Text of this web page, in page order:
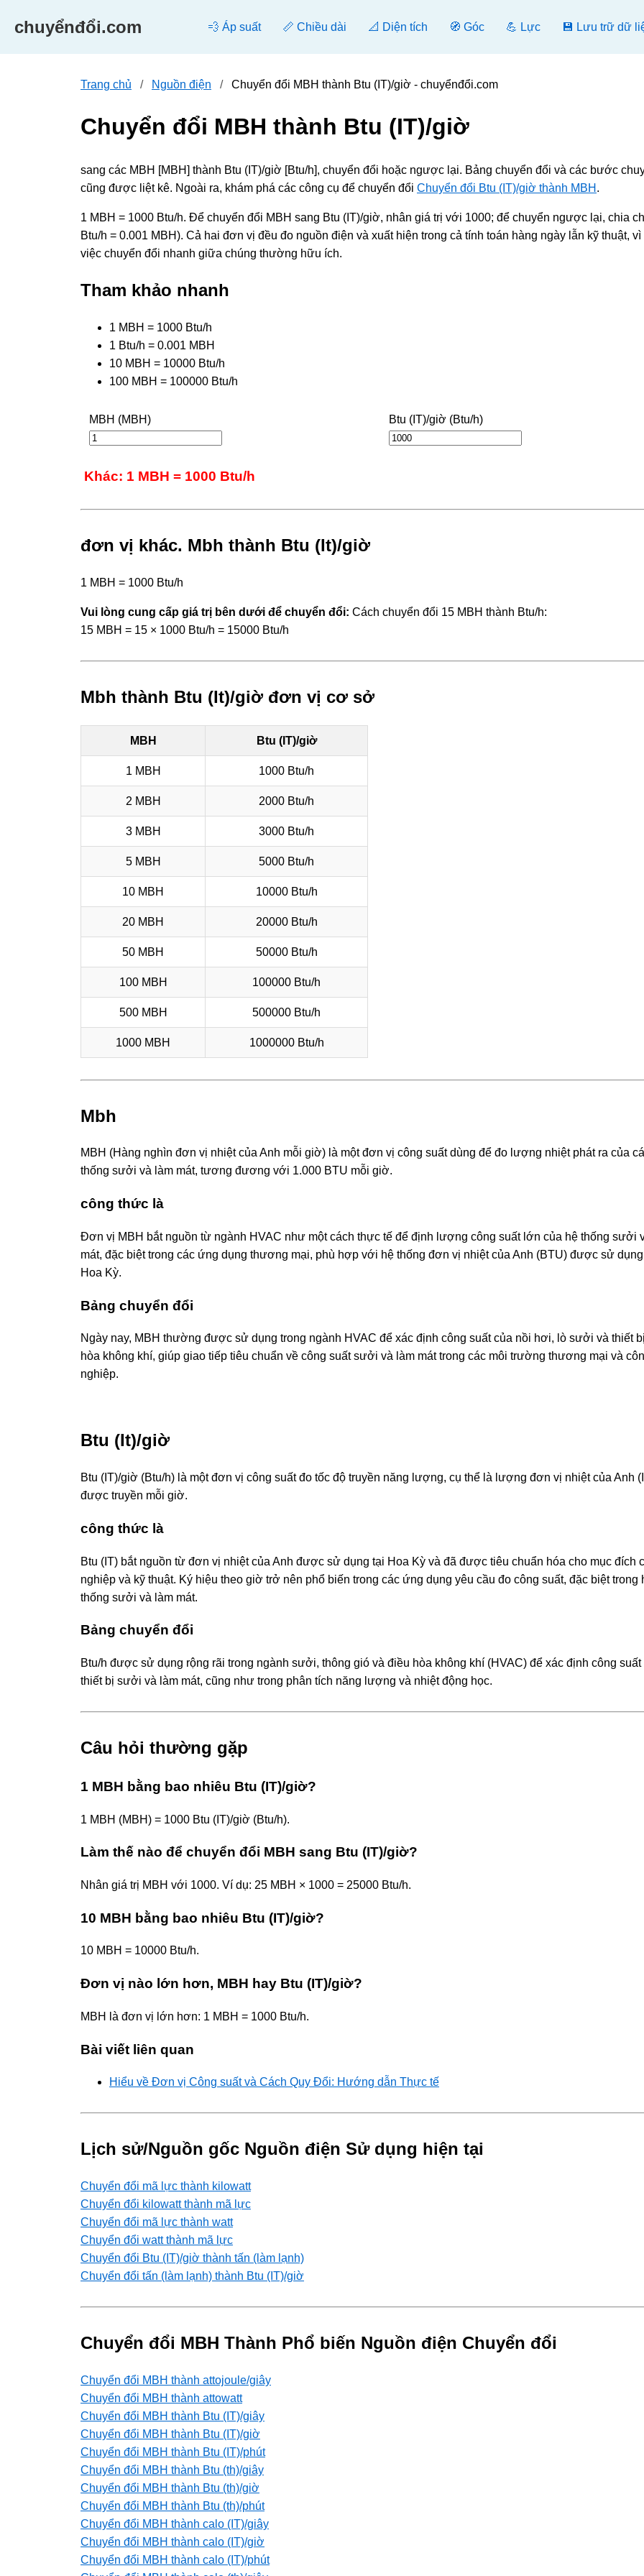
chuyểnđổi.com 💨 Áp suất 📏 Chiều dài 📐 Diện tích 🧭 Góc 💪 Lực 💾 Lưu trữ dữ
Trang chủ Nguồn điện Chuyển đổi MBH thành Btu (IT)/giờ - chuyểnđổi.com
Chuyển đổi MBH thành Btu (IT)/giờ
sang các MBH [MBH] thành Btu (IT)/giờ [Btu/h], chuyển đổi hoặc ngược lại. Bảng chuyển đổi và các bước
cũng được liệt kê. Ngoài ra, khám phá các công cụ để chuyển đổi Chuyển đổi Btu (IT)/giờ thành MBH .
1 MBH = 1000 Btu/h. Để chuyển đổi MBH sang Btu (IT)/giờ, nhân giá trị với 1000; để chuyển ngược lại, chia
Btu/h = 0.001 MBH). Cả hai đơn vị đều đo nguồn điện và xuất hiện trong cả tính toán hàng ngày lẫn kỹ thuật, vì
việc chuyển đổi nhanh giữa chúng thường hữu ích.
Tham khảo nhanh
1 MBH = 1000 Btu/h
1 Btu/h = 0.001 MBH
10 MBH = 10000 Btu/h
100 MBH = 100000 Btu/h
MBH (MBH) Btu (IT)/giờ (Btu/h)
Khác: 1 MBH = 1000 Btu/h
đơn vị khác. Mbh thành Btu (It)/giờ
1 MBH = 1000 Btu/h
Vui lòng cung cấp giá trị bên dưới để chuyển đổi: Cách chuyển đổi 15 MBH thành Btu/h:
15 MBH = 15 × 1000 Btu/h = 15000 Btu/h
Mbh thành Btu (It)/giờ đơn vị cơ sở
MBH Btu (IT)/giờ
1 MBH 1000 Btu/h
2 MBH 2000 Btu/h
3 MBH 3000 Btu/h
5 MBH 5000 Btu/h
10 MBH 10000 Btu/h
20 MBH 20000 Btu/h
50 MBH 50000 Btu/h
100 MBH 100000 Btu/h
500 MBH 500000 Btu/h
1000 MBH 1000000 Btu/h
Mbh
MBH (Hàng nghìn đơn vị nhiệt của Anh mỗi giờ) là một đơn vị công suất dùng để đo lượng nhiệt phát ra của
thống sưởi và làm mát, tương đương với 1.000 BTU mỗi giờ.
công thức là
Đơn vị MBH bắt nguồn từ ngành HVAC như một cách thực tế để định lượng công suất lớn của hệ thống sưởi
mát, đặc biệt trong các ứng dụng thương mại, phù hợp với hệ thống đơn vị nhiệt của Anh (BTU) được sử
Hoa Kỳ.
Bảng chuyển đổi
Ngày nay, MBH thường được sử dụng trong ngành HVAC để xác định công suất của nồi hơi, lò sưởi và thiết
hòa không khí, giúp giao tiếp tiêu chuẩn về công suất sưởi và làm mát trong các môi trường thương mại và
nghiệp.
Btu (It)/giờ
Btu (IT)/giờ (Btu/h) là một đơn vị công suất đo tốc độ truyền năng lượng, cụ thể là lượng đơn vị nhiệt của Anh
được truyền mỗi giờ.
công thức là
Btu (IT) bắt nguồn từ đơn vị nhiệt của Anh được sử dụng tại Hoa Kỳ và đã được tiêu chuẩn hóa cho mục đích
nghiệp và kỹ thuật. Ký hiệu theo giờ trở nên phổ biến trong các ứng dụng yêu cầu đo công suất, đặc biệt trong
thống sưởi và làm mát.
Bảng chuyển đổi
Btu/h được sử dụng rộng rãi trong ngành sưởi, thông gió và điều hòa không khí (HVAC) để xác định công suất
thiết bị sưởi và làm mát, cũng như trong phân tích năng lượng và nhiệt động học.
Câu hỏi thường gặp
1 MBH bằng bao nhiêu Btu (IT)/giờ?
1 MBH (MBH) = 1000 Btu (IT)/giờ (Btu/h).
Làm thế nào để chuyển đổi MBH sang Btu (IT)/giờ?
Nhân giá trị MBH với 1000. Ví dụ: 25 MBH × 1000 = 25000 Btu/h.
10 MBH bằng bao nhiêu Btu (IT)/giờ?
10 MBH = 10000 Btu/h.
Đơn vị nào lớn hơn, MBH hay Btu (IT)/giờ?
MBH là đơn vị lớn hơn: 1 MBH = 1000 Btu/h.
Bài viết liên quan
Hiểu về Đơn vị Công suất và Cách Quy Đổi: Hướng dẫn Thực tế
Lịch sử/Nguồn gốc Nguồn điện Sử dụng hiện tại
Chuyển đổi mã lực thành kilowatt
Chuyển đổi kilowatt thành mã lực
Chuyển đổi mã lực thành watt
Chuyển đổi watt thành mã lực
Chuyển đổi Btu (IT)/giờ thành tấn (làm lạnh)
Chuyển đổi tấn (làm lạnh) thành Btu (IT)/giờ
Chuyển đổi MBH Thành Phổ biến Nguồn điện Chuyển đổi
Chuyển đổi MBH thành attojoule/giây
Chuyển đổi MBH thành attowatt
Chuyển đổi MBH thành Btu (IT)/giây
Chuyển đổi MBH thành Btu (IT)/giờ
Chuyển đổi MBH thành Btu (IT)/phút
Chuyển đổi MBH thành Btu (th)/giây
Chuyển đổi MBH thành Btu (th)/giờ
Chuyển đổi MBH thành Btu (th)/phút
Chuyển đổi MBH thành calo (IT)/giây
Chuyển đổi MBH thành calo (IT)/giờ
Chuyển đổi MBH thành calo (IT)/phút